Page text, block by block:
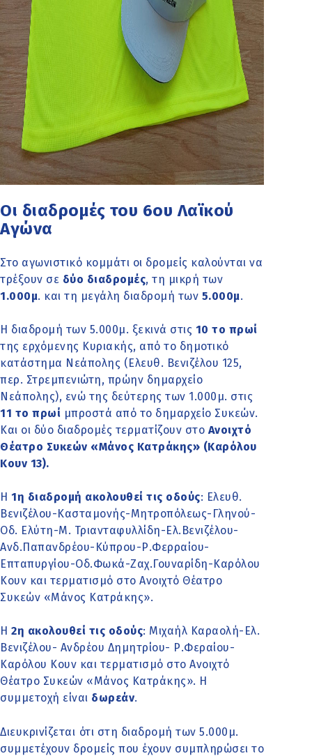
Οι διαδρομές του 6ου Λαϊκού
Αγώνα
Στο αγωνιστικό κομμάτι οι δρομείς καλούνται να
τρέξουν σε δύο διαδρομές, τη μικρή των
1.000μ. και τη μεγάλη διαδρομή των 5.000μ.
Η διαδρομή των 5.000μ. ξεκινά στις 10 το πρωί
της ερχόμενης Κυριακής, από το δημοτικό
κατάστημα Νεάπολης (Ελευθ. Βενιζέλου 125,
περ. Στρεμπενιώτη, πρώην δημαρχείο
Νεάπολης), ενώ της δεύτερης των 1.000μ. στις
11 το πρωί μπροστά από το δημαρχείο Συκεών.
Και οι δύο διαδρομές τερματίζουν στο Ανοιχτό
Θέατρο Συκεών «Μάνος Κατράκης» (Καρόλου
Κουν 13).
Η 1η διαδρομή ακολουθεί τις οδούς: Ελευθ.
Βενιζέλου-Κασταμονής-Μητροπόλεως-Γληνού-
Οδ. Ελύτη-Μ. Τριανταφυλλίδη-Ελ.Βενιζέλου-
Ανδ.Παπανδρέου-Κύπρου-Ρ.Φερραίου-
Επταπυργίου-Οδ.Φωκά-Ζαχ.Γουναρίδη-Καρόλου
Κουν και τερματισμό στο Ανοιχτό Θέατρο
Συκεών «Μάνος Κατράκης».
Η 2η ακολουθεί τις οδούς: Μιχαήλ Καραολή-Ελ.
Βενιζέλου- Ανδρέου Δημητρίου- Ρ.Φεραίου-
Καρόλου Κουν και τερματισμό στο Ανοιχτό
Θέατρο Συκεών «Μάνος Κατράκης». Η
συμμετοχή είναι δωρεάν.
Διευκρινίζεται ότι στη διαδρομή των 5.000μ.
συμμετέχουν δρομείς που έχουν συμπληρώσει το